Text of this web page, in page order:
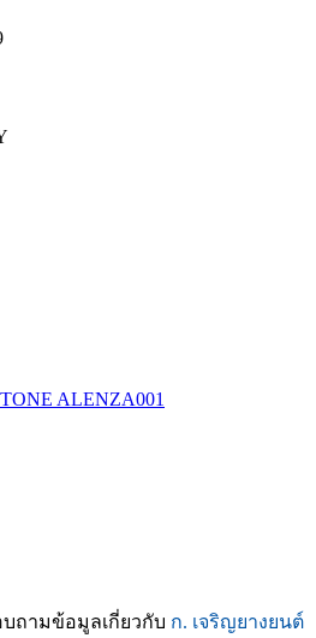
ALENZA001
ถามข้อมูลเกี่ยวกับ ก. เจริญยางยนต์